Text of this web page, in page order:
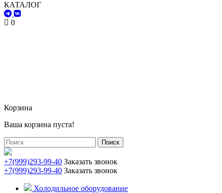
КАТАЛОГ
0
Корзина
Ваша корзина пуста!
Поиск
+7(999)293-99-40 Заказать звонок
+7(999)293-99-40 Заказать звонок
Холодильное оборудование